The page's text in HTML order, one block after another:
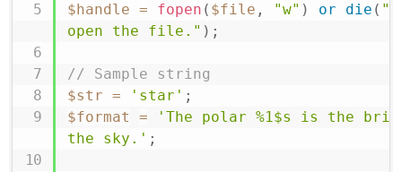
$handle = fopen ( $file , "w" ) or die (
open the file." ) ;
// Sample string
$str = 'star' ;
$format
=
'The polar %1$s is the
the sky.' ;